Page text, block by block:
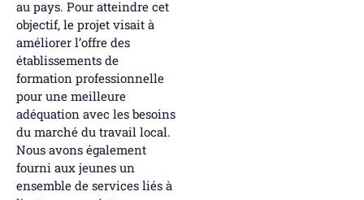
au pays. Pour atteindre cet
objectif, le projet visait à
améliorer l’offre des
établissements de
formation professionnelle
pour une meilleure
adéquation avec les besoins
du marché du travail local.
Nous avons également
fourni aux jeunes un
ensemble de services liés à